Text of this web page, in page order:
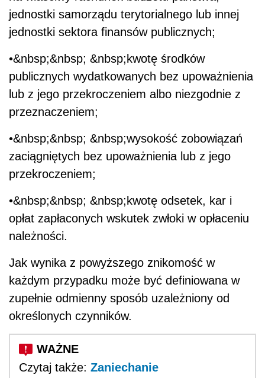
jednostki samorządu terytorialnego lub innej
jednostki sektora finansów publicznych;
•&nbsp;&nbsp; &nbsp;kwotę środków
publicznych wydatkowanych bez upoważnienia
lub z jego przekroczeniem albo niezgodnie z
przeznaczeniem;
•&nbsp;&nbsp; &nbsp;wysokość zobowiązań
zaciągniętych bez upoważnienia lub z jego
przekroczeniem;
•&nbsp;&nbsp; &nbsp;kwotę odsetek, kar i
opłat zapłaconych wskutek zwłoki w opłaceniu
należności.
Jak wynika z powyższego znikomość w
każdym przypadku może być definiowana w
zupełnie odmienny sposób uzależniony od
określonych czynników.
Czytaj także: Zaniechanie